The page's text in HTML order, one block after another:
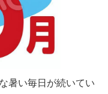
暑い毎日が続いてい